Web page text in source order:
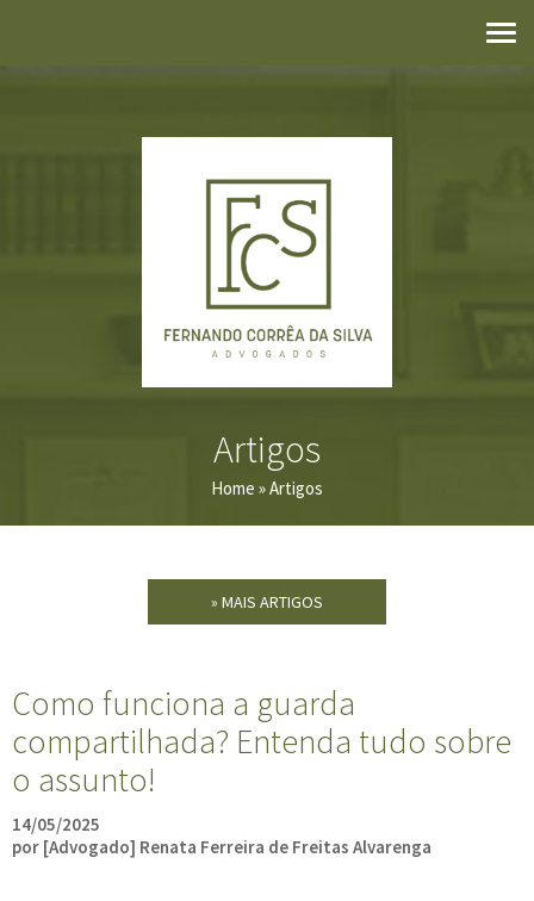
Artigos
Home » Artigos
» MAIS ARTIGOS
Como funciona a guarda
compartilhada? Entenda tudo sobre
o assunto!
14/05/2025
por [Advogado] Renata Ferreira de Freitas Alvarenga